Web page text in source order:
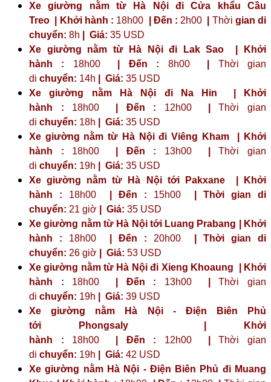
Xe giường nằm từ Hà Nội đi Cửa khẩu Cầu
Treo | Khởi hành : 18h00 | Đến : 2h00 Thời gian di
chuyển: 8h Giá: 35 USD
Xe giường nằm từ Hà Nội đi Lak Sao | Khởi
hành : 18h00| Đến : 8h00| Thời gian
di chuyển: 14h Giá: 35 USD
Xe giường nằm Hà Nội đi Na Hin | Khởi
hành : 18h00 | Đến : 12h00|Thời gian
di chuyển: 18h Giá: 35 USD
Xe giường nằm từ Hà Nội đi Viêng Kham | Khởi
hành : 18h00 | Đến : 13h00|Thời gian
di chuyển: 19h Giá: 35 USD
Xe giường nằm từ Hà Nội tới Pakxane | Khởi
hành : 18h00 | Đến : 15h00 | Thời gian di
chuyển: 21 giờ | Giá: 35 USD
Xe giường nằm từ Hà Nội tới Luang Prabang | Khởi
hành : 18h00 | Đến : 20h00 | Thời gian di
chuyển: 26 giờ | Giá: 53 USD
Xe giường nằm từ Hà Nội đi Xieng Khoaung | Khởi
hành : 18h00 | Đến : 13h00|Thời gian
di chuyển: 19h Giá: 39 USD
Xe giường nằm Hà Nội - Điện Biên Phủ
tới
Phongsaly | Khởi
hành : 18h00 | Đến : 12h00|Thời gian
di chuyển: 19h Giá: 42 USD
Xe giường nằm Hà Nội - Điện Biên Phủ đi Muang